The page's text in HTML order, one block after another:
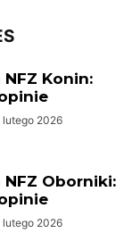
Konin:
lutego 2026
Oborniki:
lutego 2026